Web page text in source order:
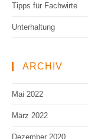
Tipps für Fachwirte
Unterhaltung
ARCHIV
Mai 2022
März 2022
Dezember 2020